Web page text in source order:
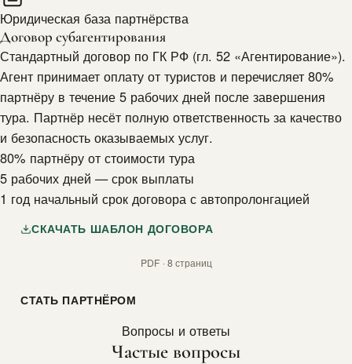
Юридическая база партнёрства
Договор субагентирования
Стандартный договор по ГК РФ (гл. 52 «Агентирование»).
Агент принимает оплату от туристов и перечисляет 80%
партнёру в течение 5 рабочих дней после завершения
тура. Партнёр несёт полную ответственность за качество
и безопасность оказываемых услуг.
80% партнёру от стоимости тура
5 рабочих дней — срок выплаты
1 год начальный срок договора с автопролонгацией
СКАЧАТЬ ШАБЛОН ДОГОВОРА
PDF · 8 страниц
СТАТЬ ПАРТНЁРОМ
Вопросы и ответы
Частые вопросы